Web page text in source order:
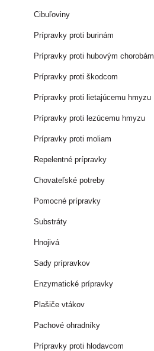
Cibuľoviny
Prípravky proti burinám
Prípravky proti hubovým chorobám
Prípravky proti škodcom
Prípravky proti lietajúcemu hmyzu
Prípravky proti lezúcemu hmyzu
Prípravky proti moliam
Repelentné prípravky
Chovateľské potreby
Pomocné prípravky
Substráty
Hnojivá
Sady prípravkov
Enzymatické prípravky
Plašiče vtákov
Pachové ohradníky
Prípravky proti hlodavcom